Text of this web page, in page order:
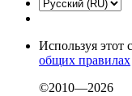
Используя этот
общих правилах
©2010—2026